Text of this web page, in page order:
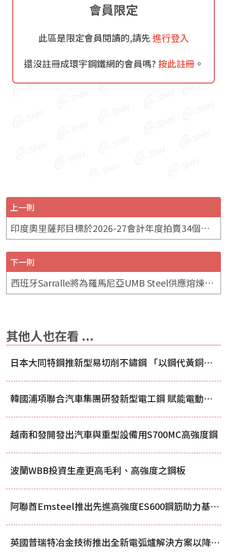
會員限定
此區是限定會員閱讀的,請先 進行登入
還沒註冊成環宇鋼鐵網的會員嗎?按此註冊。
上一則
印度奧里薩邦目標於2026-27會計年度拍賣34個礦區 涵蓋鐵礦石與錳礦
下一則
西班牙Sarralle將為羅馬尼亞UMB Steel供應熔煉車間設備
其他人也在看 ...
日本大同特鋼推新型易切削不鏽鋼 「以鋼代黃銅」趨勢浮現
韓國浦項聯合汽車集團研發新型電工鋼 賦能電動車能源效率升級
越南和發開發出汽車與重型設備用S700MC高強度鋼
波蘭WBB投資生產更高毛利、高強度之鋼板
阿聯酋Emsteel推出先進高強度ES600鋼筋助力基礎建設專案
英國普瑞特冶金技術推出全新電弧爐解決方案以降低資本支出